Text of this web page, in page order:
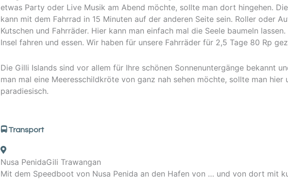
etwas Party oder Live Musik am Abend möchte, sollte man dort hingehen.
kann mit dem Fahrrad in 15 Minuten auf der anderen Seite sein. Roller oder
Kutschen und Fahrräder. Hier kann man einfach mal die Seele baumeln
Insel fahren und essen. Wir haben für unsere Fahrräder für 2,5 Tage 80 Rp
Die Gilli Islands sind vor allem für Ihre schönen Sonnenuntergänge bekannt
man mal eine Meeresschildkröte von ganz nah sehen möchte, sollte man hier
paradiesisch.
🚍 Transport
Nusa PenidaGili Trawangan
Mit dem Speedboot von Nusa Penida an den Hafen von … und von dort mit